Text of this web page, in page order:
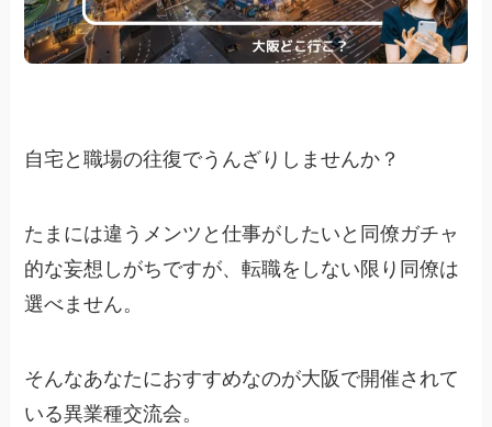
自宅と職場の往復でうんざりしませんか？
たまには違うメンツと仕事がしたいと同僚ガチャ
的な妄想しがちですが、転職をしない限り同僚は
選べません。
そんなあなたにおすすめなのが大阪で開催されて
いる異業種交流会。